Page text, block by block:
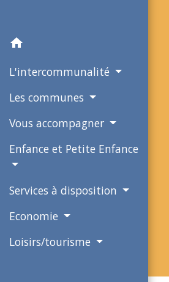
home
L'intercommunalité
Les communes
Vous accompagner
Enfance et Petite Enfance
Services à disposition
Economie
Loisirs/tourisme